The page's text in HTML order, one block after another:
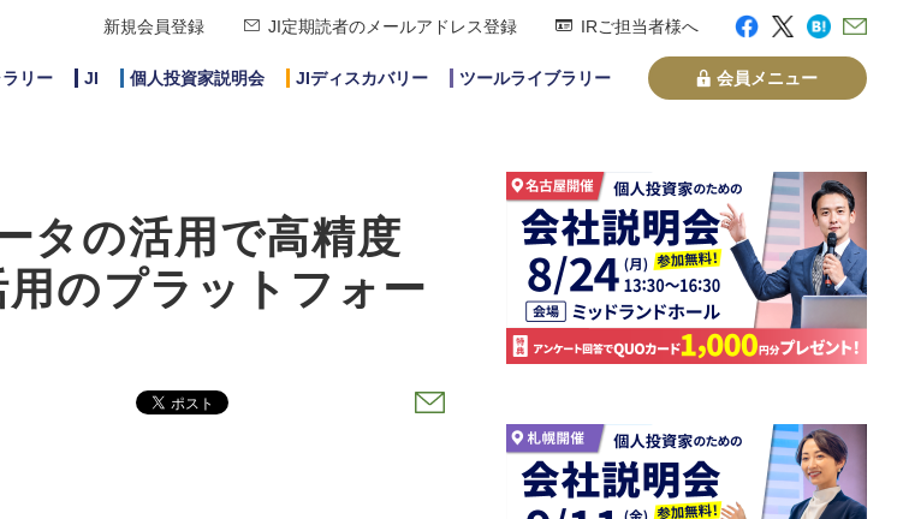
新規会員登録 JI定期読者のメールアドレス登録 IRご担当者様へ
リー JI 個人投資家説明会 JIディスカバリー ツールライブラリー 会員メニュー
タの活用で高精度
のプラットフォー